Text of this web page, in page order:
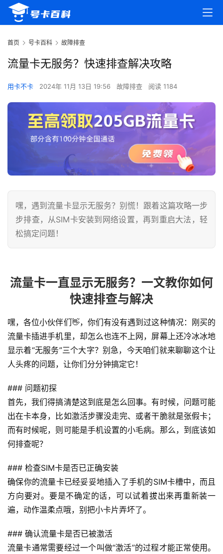
首页 号卡百科 故障排查
流量卡无服务？快速排查解决攻略
用卡不卡 2024年 11月 13日 19:56 故障排查 阅读 1184
嘿，遇到流量卡显示无服务？别慌！跟着这篇攻略一步
步排查，从SIM卡安装到网络设置，再到重启大法，轻
松搞定问题！
流量卡一直显示无服务？一文教你如何
快速排查与解决
嘿，各位小伙伴们👋，你们有没有遇到过这种情况：刚买的
流量卡插进手机里，却怎么也连不上网，屏幕上还冷冰冰地
显示着“无服务”三个大字？别急，今天咱们就来聊聊这个让
人头疼的问题，让你们分分钟搞定它！
### 问题初探
首先，我们得搞清楚这到底是怎么回事。有时候，问题可能
出在卡本身，比如激活步骤没走完、或者干脆就是张假卡；
而有时候呢，则可能是手机设置的小毛病。那么，到底该如
何排查呢？
### 检查SIM卡是否已正确安装
确保你的流量卡已经妥妥地插入了手机的SIM卡槽中，而且
方向要对。要是不确定的话，可以试着拔出来再重新装一
遍，动作温柔点哦，别把小卡片弄坏了。
### 确认流量卡是否已被激活
流量卡通常需要经过一个叫做“激活”的过程才能正常使用。